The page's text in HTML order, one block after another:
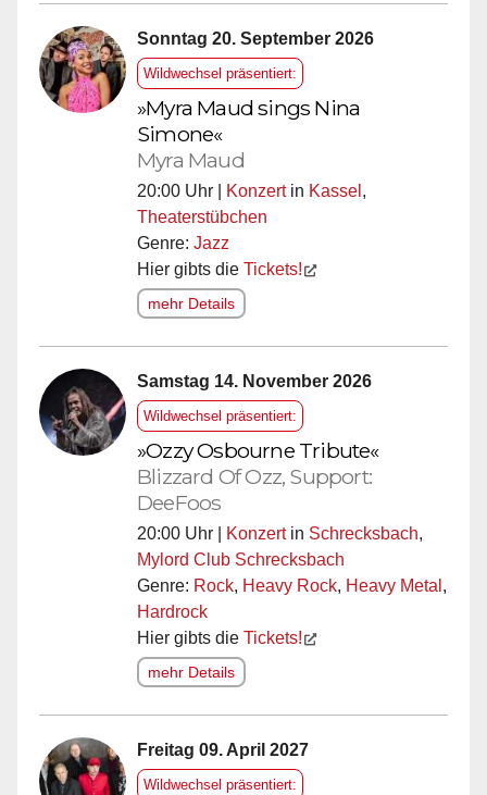
Sonntag 20. September 2026
Wildwechsel präsentiert:
»Myra Maud sings Nina
Simone«
Myra Maud
20:00 Uhr | Konzertin Kassel ,
Theaterstübchen
Genre: Jazz
Hier gibts die Tickets!
mehr Details
Samstag 14. November 2026
Wildwechsel präsentiert:
»Ozzy Osbourne Tribute«
Blizzard Of Ozz, Support:
DeeFoos
20:00 Uhr | Konzertin Schrecksbach,
Mylord Club Schrecksbach
Genre: Rock, Heavy Rock, Heavy Metal ,
Hardrock
Hier gibts die Tickets!
mehr Details
Freitag 09. April 2027
Wildwechsel präsentiert: